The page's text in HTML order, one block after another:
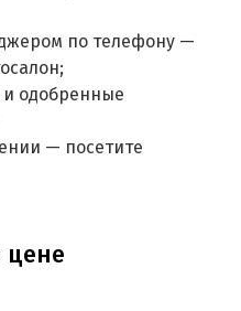
по телефону —
одобренные
— посетите